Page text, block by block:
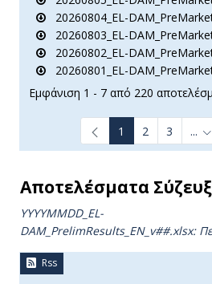
20260804_EL-
20260803_EL-
20260802_EL-
20260801_EL-
Εμφάνιση 1 - 7 από 220
1 2 3 ...
Αποτελέσματα
YYYYMMDD_EL-
DAM_PrelimResults_ΕΝ_v##.xlsx:
Rss